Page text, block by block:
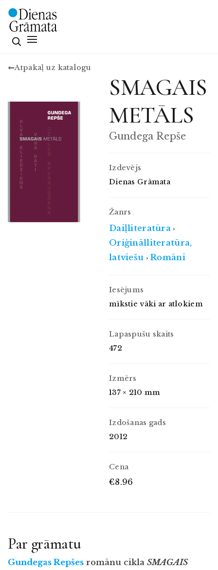
Atpakaļ uz katalogu
SMAGAIS
METĀLS
Gundega Repše
Izdevējs
Dienas Grāmata
Žanrs
Daiļliteratūra ›
Oriģinālliteratūra,
latviešu ›Romāni
Iesējums
mīkstie vāki ar atlokiem
Lapaspušu skaits
472
Izmērs
137 × 210 mm
Izdošanas gads
2012
Cena
€8.96
Par grāmatu
Gundegas Repšes romānu cikla SMAGAIS